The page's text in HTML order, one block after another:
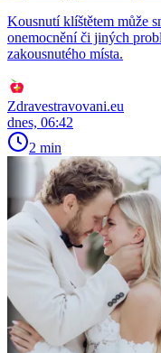
Kousnutí klíštětem může
onemocnění či jiných
zakousnutého místa.
Zdravestravovani.eu
dnes, 06:42
2 min